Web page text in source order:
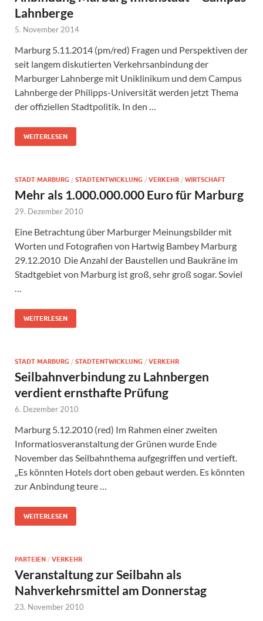
Lahnberge
5. November 2014
Marburg 5.11.2014 (pm/red) Fragen und Perspektiven der
seit langem diskutierten Verkehrsanbindung der
Marburger Lahnberge mit Uniklinikum und dem Campus
Lahnberge der Philipps-Universität werden jetzt Thema
der offiziellen Stadtpolitik. In den …
WEITERLESEN
STADT MARBURG / STADTENTWICKLUNG / VERKEHR / WIRTSCHAFT
Mehr als 1.000.000.000 Euro für Marburg
29. Dezember 2010
Eine Betrachtung über Marburger Meinungsbilder mit
Worten und Fotografien von Hartwig Bambey Marburg
29.12.2010 Die Anzahl der Baustellen und Baukräne im
Stadtgebiet von Marburg ist groß, sehr groß sogar. Soviel
…
WEITERLESEN
STADT MARBURG / STADTENTWICKLUNG / VERKEHR
Seilbahnverbindung zu Lahnbergen
verdient ernsthafte Prüfung
6. Dezember 2010
Marburg 5.12.2010 (red) Im Rahmen einer zweiten
Informatiosveranstaltung der Grünen wurde Ende
November das Seilbahnthema aufgegriffen und vertieft.
„Es könnten Hotels dort oben gebaut werden. Es könnten
zur Anbindung teure …
WEITERLESEN
PARTEIEN / VERKEHR
Veranstaltung zur Seilbahn als
Nahverkehrsmittel am Donnerstag
23. November 2010